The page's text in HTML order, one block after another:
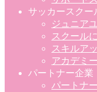
サッカースクー
ジュニア
スクール
スキルア
アカデミ
パートナー企業
パートナ